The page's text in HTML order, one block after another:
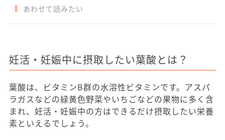
あわせて読みたい
妊活・妊娠中に摂取したい葉酸とは？
葉酸は、ビタミンB群の水溶性ビタミンです。アスパ
ラガスなどの緑黄色野菜やいちごなどの果物に多く含
まれ、妊活・妊娠中の方はできるだけ摂取したい栄養
素といえるでしょう。